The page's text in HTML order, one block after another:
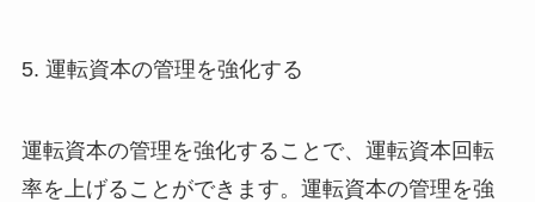
5. 運転資本の管理を強化する
運転資本の管理を強化することで、運転資本回転
率を上げることができます。運転資本の管理を強